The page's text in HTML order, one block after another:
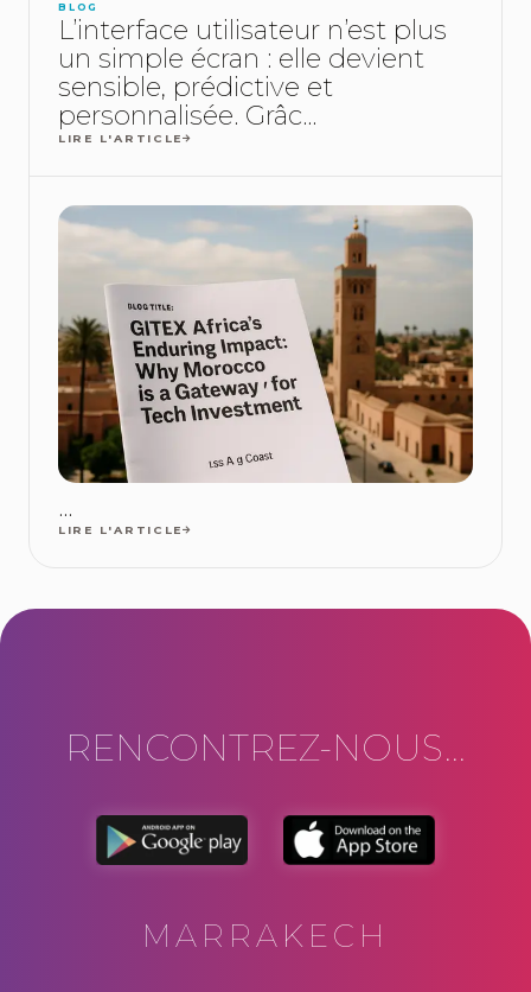
BLOG
L’interface utilisateur n’est plus
un simple écran : elle devient
sensible, prédictive et
personnalisée. Grâc...
LIRE L'ARTICLE
...
LIRE L'ARTICLE
RENCONTREZ-NOUS...
MARRAKECH